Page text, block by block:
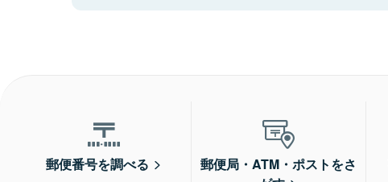
郵便番号を調べる
郵便局・ATM・ポストをさ